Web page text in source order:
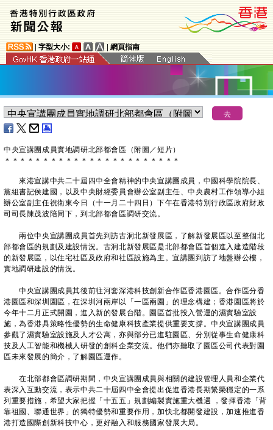
字型大小: 網頁指南
​中央宣講團成員實地調研北部都會區（附圖／短片）
＊ ＊ ＊ ＊ ＊ ＊ ＊ ＊ ＊ ＊ ＊ ＊ ＊ ＊ ＊ ＊ ＊ ＊ ＊ ＊ ＊ ＊ ＊
來港宣講中共二十屆四中全會精神的中央宣講團成員，中國科學院院長、
黨組書記侯建國，以及中央財經委員會辦公室副主任、中央農村工作領導小組
辦公室副主任祝衛東今日（十一月二十四日）下午在香港特別行政區政府財政
司司長陳茂波陪同下，到北部都會區調研交流。
兩位中央宣講團成員首先到訪古洞北新發展區，了解新發展區以至整個北
部都會區的規劃及建設情況。古洞北新發展區是北部都會區首個進入建造階段
的新發展區，以住宅社區及政府和社區設施為主。宣講團到訪了地盤辦公樓，
實地調研建設的情況。
中央宣講團成員其後前往河套深港科技創新合作區香港園區。合作區分香
港園區和深圳園區，在深圳河兩岸以「一區兩園」的理念構建；香港園區將於
今年十二月正式開園，進入新的發展台階。園區首批投入營運的濕實驗室設
施，為香港具策略性優勢的生命健康科技產業提供重要支撐。中央宣講團成員
參觀了濕實驗室設施及人才公寓，亦與部分已進駐園區、分別從事生命健康科
技及人工智能和機械人研發的創科企業交流。他們亦聽取了園區公司代表對園
區未來發展的簡介，了解園區運作。
在北部都會區調研期間，中央宣講團成員與相關的建設管理人員和企業代
表深入互動交流，表示中共二十屆四中全會提出促進香港長期繁榮穩定的一系
列重要措施，希望大家把握「十五五」規劃編製實施重大機遇 ，發揮香港「背
靠祖國、聯通世界」的獨特優勢和重要作用，加快北都開發建設，加速推進香
港打造國際創新科技中心，更好融入和服務國家發展大局。